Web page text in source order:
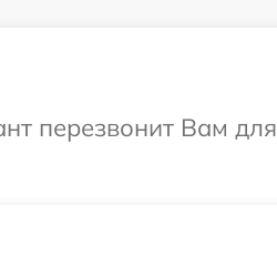
перезвонит Вам для